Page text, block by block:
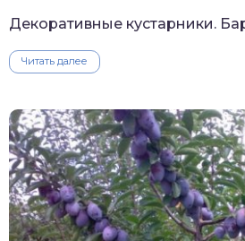
Декоративные кустарники.
Читать далее